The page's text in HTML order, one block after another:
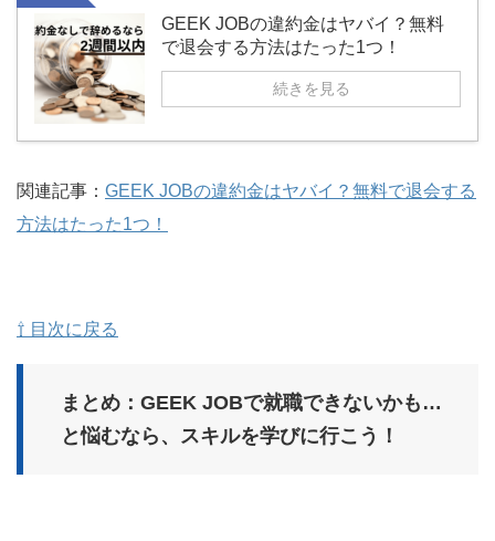
GEEK JOBの違約金はヤバイ？無料
で退会する方法はたった1つ！
続きを見る
関連記事： GEEK JOBの違約金はヤバイ？無料で退会する
方法はたった1つ！
⇧ 目次に戻る
まとめ：GEEK JOBで就職できないかも…
と悩むなら、スキルを学びに行こう！